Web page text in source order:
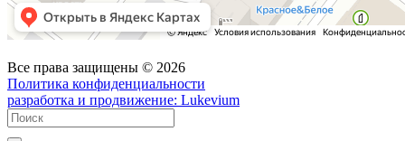
Все права защищены © 2026
Политика конфиденциальности
разработка и продвижение: Lukevium